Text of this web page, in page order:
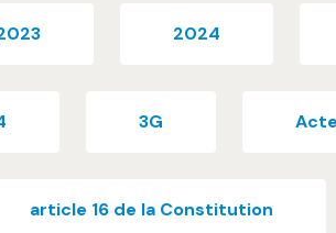
2024
3G
article 16 de la Constitution